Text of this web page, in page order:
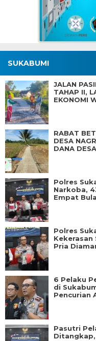
SUKABUMI
JALAN
TAHAP II,
EKONOMI
RABAT
DESA
DANA
Polres
Narkoba,
Empat
Polres
Kekerasan
Pria
6 Pelaku
di
Pencurian
Pasutri